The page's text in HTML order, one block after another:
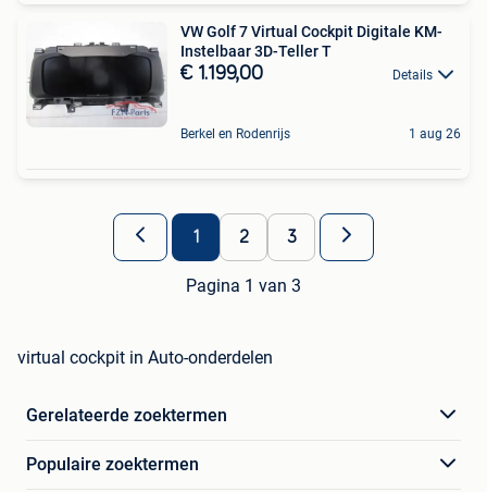
VW Golf 7 Virtual Cockpit Digitale KM-
Instelbaar 3D-Teller T
€ 1.199,00 Details
Berkel en Rodenrijs 1 aug 26
1 2 3
Pagina 1 van 3
virtual cockpit in Auto-onderdelen
Gerelateerde zoektermen
Populaire zoektermen